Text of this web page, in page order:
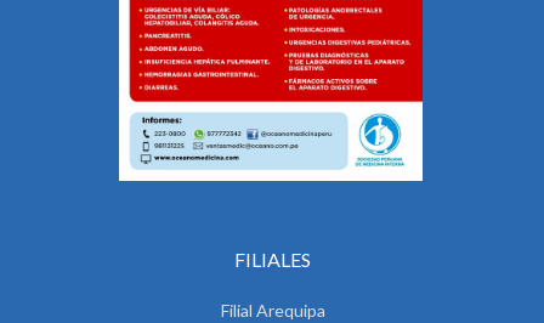
FILIALES
Filial Arequipa